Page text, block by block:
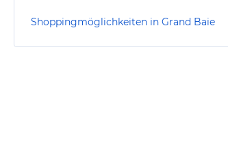
Shoppingmöglichkeiten in Grand Baie